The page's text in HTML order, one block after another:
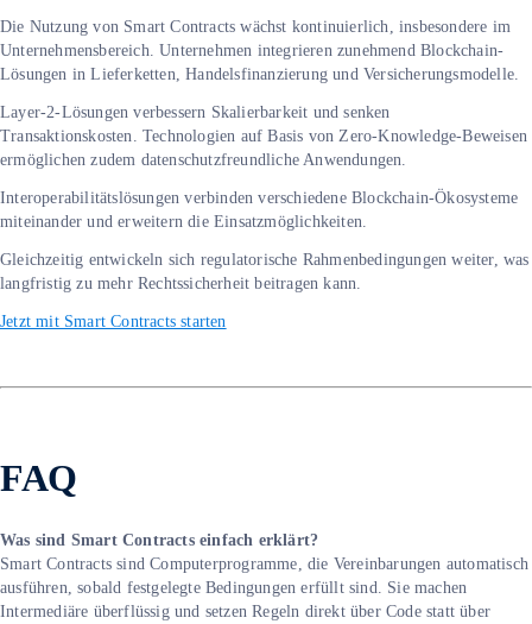
Die Nutzung von Smart Contracts wächst kontinuierlich, insbesondere im
Unternehmensbereich. Unternehmen integrieren zunehmend Blockchain-
Lösungen in Lieferketten, Handelsfinanzierung und Versicherungsmodelle.
Layer-2-Lösungen verbessern Skalierbarkeit und senken
Transaktionskosten. Technologien auf Basis von Zero-Knowledge-Beweisen
ermöglichen zudem datenschutzfreundliche Anwendungen.
Interoperabilitätslösungen verbinden verschiedene Blockchain-Ökosysteme
miteinander und erweitern die Einsatzmöglichkeiten.
Gleichzeitig entwickeln sich regulatorische Rahmenbedingungen weiter, was
langfristig zu mehr Rechtssicherheit beitragen kann.
Jetzt mit Smart Contracts starten
FAQ
Was sind Smart Contracts einfach erklärt?
Smart Contracts sind Computerprogramme, die Vereinbarungen automatisch
ausführen, sobald festgelegte Bedingungen erfüllt sind. Sie machen
Intermediäre überflüssig und setzen Regeln direkt über Code statt über